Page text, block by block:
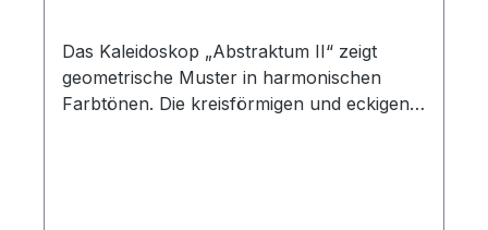
Das Kaleidoskop „Abstraktum II“ zeigt
geometrische Muster in harmonischen
Farbtönen. Die kreisförmigen und eckigen